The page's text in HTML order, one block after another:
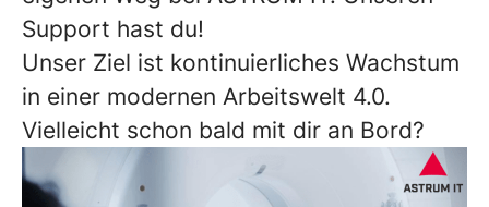
Support hast du!
Unser Ziel ist kontinuierliches Wachstum
in einer modernen Arbeitswelt 4.0.
Vielleicht schon bald mit dir an Bord?